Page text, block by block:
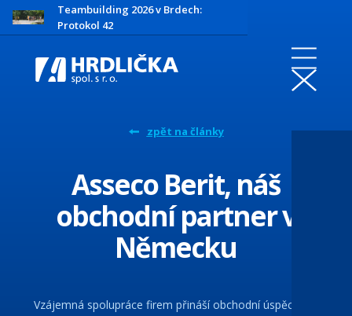
Teambuilding 2026 v Brdech:
Protokol 42
zpět na články
Asseco Berit, náš
obchodní partner v
Německu
Vzájemná spolupráce firem přináší obchodní úspěchy i v